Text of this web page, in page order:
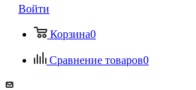
Войти
Корзина0
Сравнение товаров0